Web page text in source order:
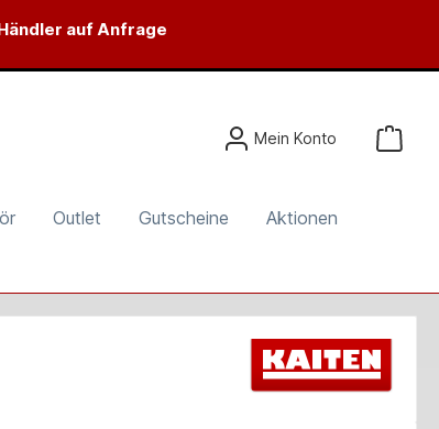
auf Anfrage
Mein Konto
Outlet Gutscheine Aktionen